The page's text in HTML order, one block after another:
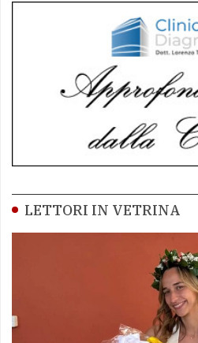
LETTORI IN VETRINA